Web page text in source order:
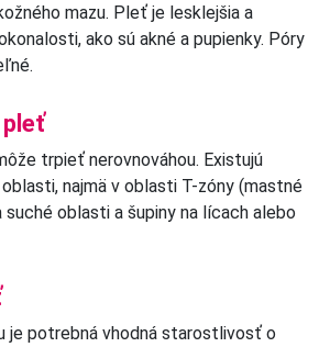
mazu. Pleť je lesklejšia a
ako sú akné a pupienky. Póry
pleť
trpieť nerovnováhou. Existujú
najmä v oblasti T-zóny (mastné
suché oblasti a šupiny na lícach alebo
je potrebná vhodná starostlivosť o